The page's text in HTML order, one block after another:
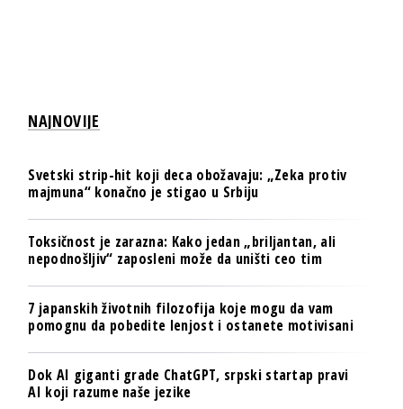
NAJNOVIJE
Svetski strip-hit koji deca obožavaju: „Zeka protiv
majmuna“ konačno je stigao u Srbiju
Toksičnost je zarazna: Kako jedan „briljantan, ali
nepodnošljiv“ zaposleni može da uništi ceo tim
7 japanskih životnih filozofija koje mogu da vam
pomognu da pobedite lenjost i ostanete motivisani
Dok AI giganti grade ChatGPT, srpski startap pravi
AI koji razume naše jezike